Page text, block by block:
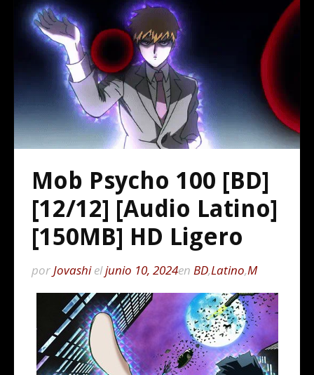
Mob Psycho 100 [BD]
[12/12] [Audio Latino]
[150MB] HD Ligero
porJovashieljunio 10, 2024en BD,Latino,M